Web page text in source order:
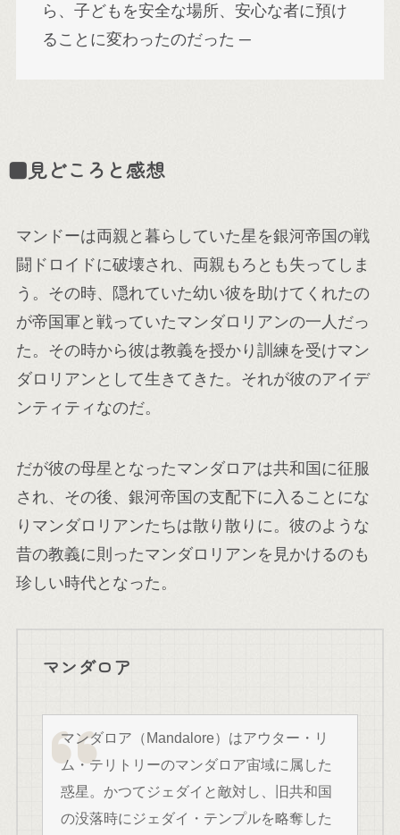
ら、子どもを安全な場所、安心な者に預け
ることに変わったのだった ─
■見どころと感想
マンドーは両親と暮らしていた星を銀河帝国の戦
闘ドロイドに破壊され、両親もろとも失ってしま
う。その時、隠れていた幼い彼を助けてくれたの
が帝国軍と戦っていたマンダロリアンの一人だっ
た。その時から彼は教義を授かり訓練を受けマン
ダロリアンとして生きてきた。それが彼のアイデ
ンティティなのだ。
だが彼の母星となったマンダロアは共和国に征服
され、その後、銀河帝国の支配下に入ることにな
りマンダロリアンたちは散り散りに。彼のような
昔の教義に則ったマンダロリアンを見かけるのも
珍しい時代となった。
マンダロア
マンダロア（Mandalore）はアウター・リ
ム・テリトリーのマンダロア宙域に属した
惑星。かつてジェダイと敵対し、旧共和国
の没落時にジェダイ・テンプルを略奪した